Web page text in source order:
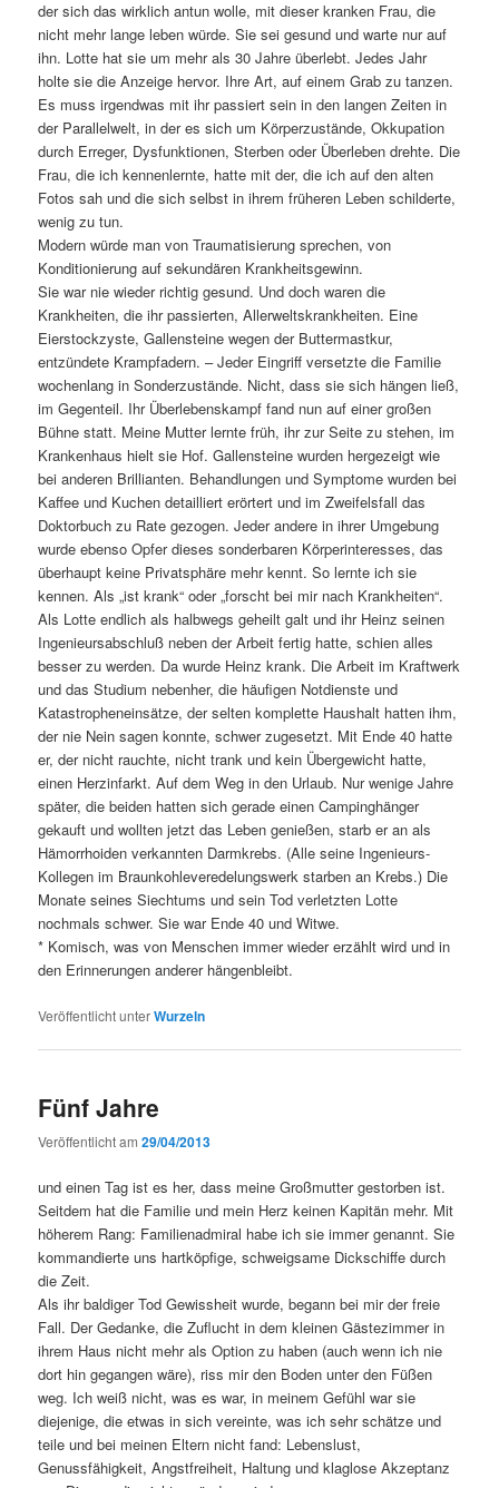
der sich das wirklich antun wolle, mit dieser kranken Frau, die
nicht mehr lange leben würde. Sie sei gesund und warte nur auf
ihn. Lotte hat sie um mehr als 30 Jahre überlebt. Jedes Jahr
holte sie die Anzeige hervor. Ihre Art, auf einem Grab zu tanzen.
Es muss irgendwas mit ihr passiert sein in den langen Zeiten in
der Parallelwelt, in der es sich um Körperzustände, Okkupation
durch Erreger, Dysfunktionen, Sterben oder Überleben drehte. Die
Frau, die ich kennenlernte, hatte mit der, die ich auf den alten
Fotos sah und die sich selbst in ihrem früheren Leben schilderte,
wenig zu tun.
Modern würde man von Traumatisierung sprechen, von
Konditionierung auf sekundären Krankheitsgewinn.
Sie war nie wieder richtig gesund. Und doch waren die
Krankheiten, die ihr passierten, Allerweltskrankheiten. Eine
Eierstockzyste, Gallensteine wegen der Buttermastkur,
entzündete Krampfadern. – Jeder Eingriff versetzte die Familie
wochenlang in Sonderzustände. Nicht, dass sie sich hängen ließ,
im Gegenteil. Ihr Überlebenskampf fand nun auf einer großen
Bühne statt. Meine Mutter lernte früh, ihr zur Seite zu stehen, im
Krankenhaus hielt sie Hof. Gallensteine wurden hergezeigt wie
bei anderen Brillianten. Behandlungen und Symptome wurden bei
Kaffee und Kuchen detailliert erörtert und im Zweifelsfall das
Doktorbuch zu Rate gezogen. Jeder andere in ihrer Umgebung
wurde ebenso Opfer dieses sonderbaren Körperinteresses, das
überhaupt keine Privatsphäre mehr kennt. So lernte ich sie
kennen. Als „ist krank“ oder „forscht bei mir nach Krankheiten“.
Als Lotte endlich als halbwegs geheilt galt und ihr Heinz seinen
Ingenieursabschluß neben der Arbeit fertig hatte, schien alles
besser zu werden. Da wurde Heinz krank. Die Arbeit im Kraftwerk
und das Studium nebenher, die häufigen Notdienste und
Katastropheneinsätze, der selten komplette Haushalt hatten ihm,
der nie Nein sagen konnte, schwer zugesetzt. Mit Ende 40 hatte
er, der nicht rauchte, nicht trank und kein Übergewicht hatte,
einen Herzinfarkt. Auf dem Weg in den Urlaub. Nur wenige Jahre
später, die beiden hatten sich gerade einen Campinghänger
gekauft und wollten jetzt das Leben genießen, starb er an als
Hämorrhoiden verkannten Darmkrebs. (Alle seine Ingenieurs-
Kollegen im Braunkohleveredelungswerk starben an Krebs.) Die
Monate seines Siechtums und sein Tod verletzten Lotte
nochmals schwer. Sie war Ende 40 und Witwe.
* Komisch, was von Menschen immer wieder erzählt wird und in
den Erinnerungen anderer hängenbleibt.
Veröffentlicht unterWurzeln
Fünf Jahre
Veröffentlicht am29/04/2013
und einen Tag ist es her, dass meine Großmutter gestorben ist.
Seitdem hat die Familie und mein Herz keinen Kapitän mehr. Mit
höherem Rang: Familienadmiral habe ich sie immer genannt. Sie
kommandierte uns hartköpfige, schweigsame Dickschiffe durch
die Zeit.
Als ihr baldiger Tod Gewissheit wurde, begann bei mir der freie
Fall. Der Gedanke, die Zuflucht in dem kleinen Gästezimmer in
ihrem Haus nicht mehr als Option zu haben (auch wenn ich nie
dort hin gegangen wäre), riss mir den Boden unter den Füßen
weg. Ich weiß nicht, was es war, in meinem Gefühl war sie
diejenige, die etwas in sich vereinte, was ich sehr schätze und
teile und bei meinen Eltern nicht fand: Lebenslust,
Genussfähigkeit, Angstfreiheit, Haltung und klaglose Akzeptanz